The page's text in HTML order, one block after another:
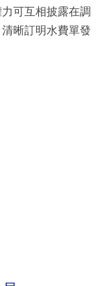
可互相披露在調
晰訂明水費單發